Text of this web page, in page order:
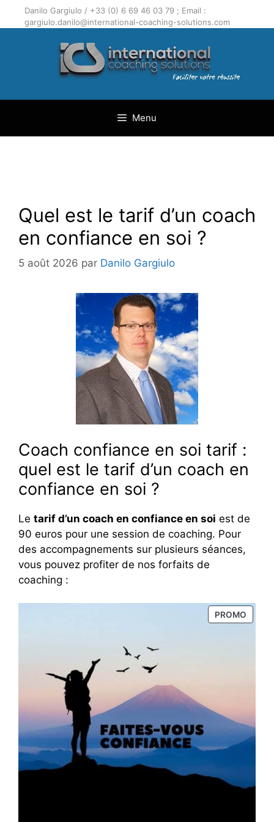
Danilo Gargiulo / +33 (0) 6 69 46 03 79 ; Email :
gargiulo.danilo@international-coaching-solutions.com
Menu
Quel est le tarif d’un coach
en confiance en soi ?
5 août 2026 par Danilo Gargiulo
Coach confiance en soi tarif :
quel est le tarif d’un coach en
confiance en soi ?
Le tarif d’un coach en confiance en soi est de
90 euros pour une session de coaching. Pour
des accompagnements sur plusieurs séances,
vous pouvez profiter de nos forfaits de
coaching :
PROMO
EN